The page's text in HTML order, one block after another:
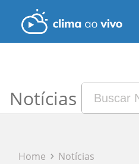
Notícias
Home Notícias